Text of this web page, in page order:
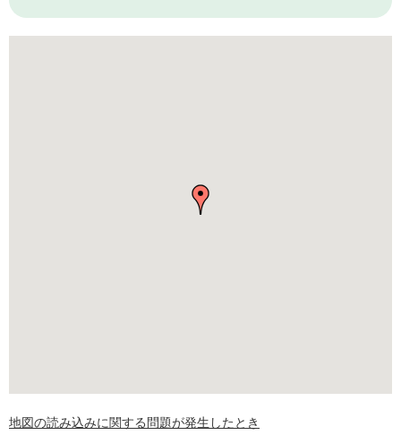
地図の読み込みに関する問題が発生したとき